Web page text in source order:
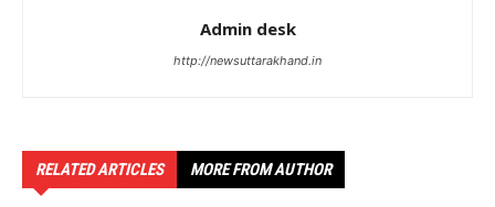
Admin desk
http://newsuttarakhand.in
RELATED ARTICLES MORE FROM AUTHOR